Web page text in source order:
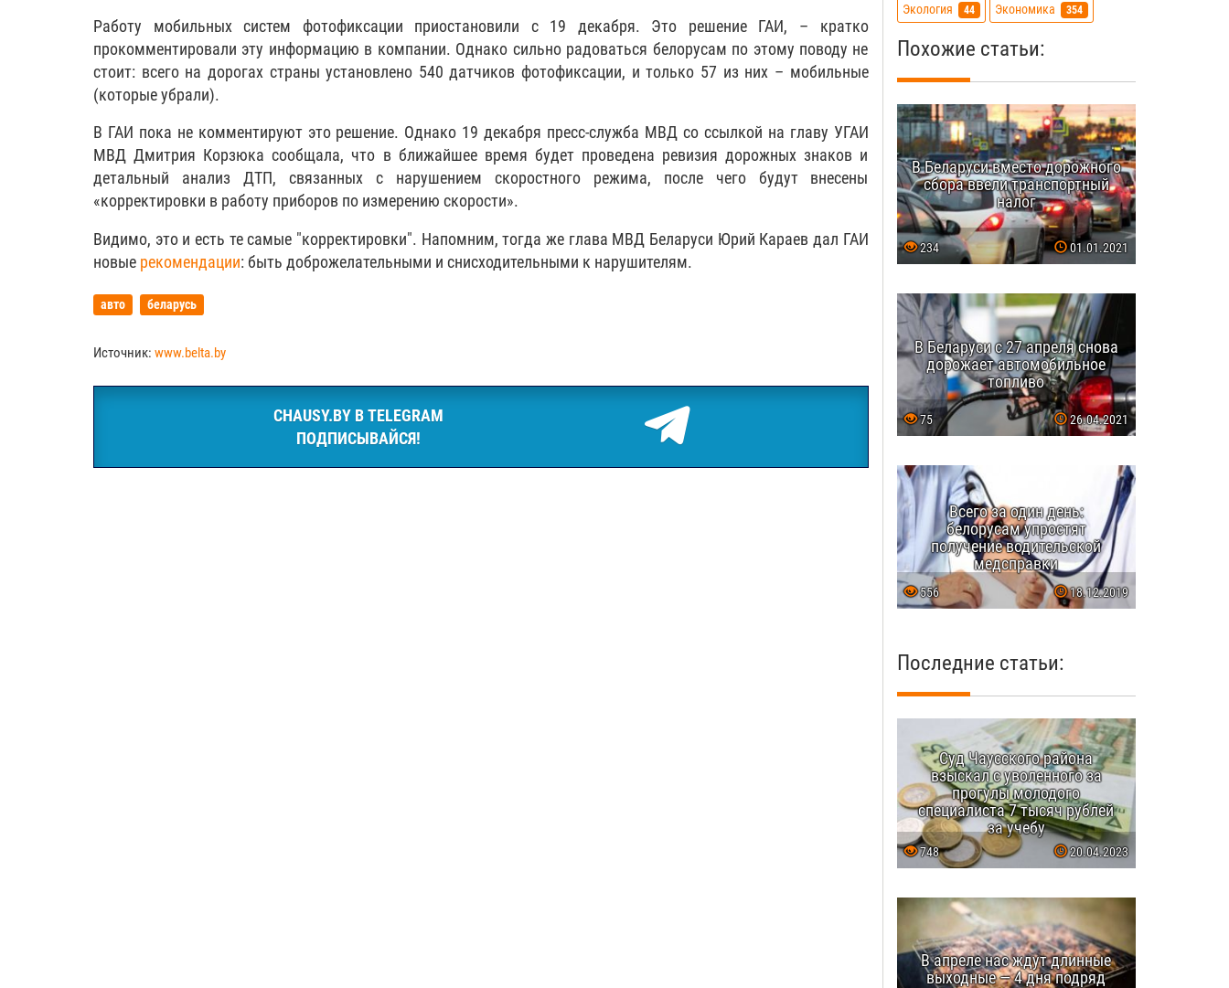
Работу мобильных систем фотофиксации приостановили с 19 декабря. Это решение ГАИ, – кратко
прокомментировали эту информацию в компании. Однако сильно радоваться белорусам по этому поводу не
стоит: всего на дорогах страны установлено 540 датчиков фотофиксации, и только 57 из них – мобильные
(которые убрали).
В ГАИ пока не комментируют это решение. Однако 19 декабря пресс-служба МВД со ссылкой на главу УГАИ
МВД Дмитрия Корзюка сообщала, что в ближайшее время будет проведена ревизия дорожных знаков и
детальный анализ ДТП, связанных с нарушением скоростного режима, после чего будут внесены
«корректировки в работу приборов по измерению скорости».
Видимо, это и есть те самые "корректировки". Напомним, тогда же глава МВД Беларуси Юрий Караев дал ГАИ
новые рекомендации: быть доброжелательными и снисходительными к нарушителям.
авто беларусь
Источник: www.belta.by
CHAUSY.BY В TELEGRAM
ПОДПИСЫВАЙСЯ!
Экология 44 Экономика 354
Похожие статьи:
В Беларуси вместо дорожного
сбора ввели транспортный
налог
234 01.01.2021
В Беларуси с 27 апреля снова
дорожает автомобильное
топливо
75 26.04.2021
Всего за один день:
белорусам упростят
получение водительской
медсправки
556 18.12.2019
Последние статьи:
Суд Чаусского района
взыскал с уволенного за
прогулы молодого
специалиста 7 тысяч рублей
за учебу
748 20.04.2023
В апреле нас ждут длинные
выходные — 4 дня подряд